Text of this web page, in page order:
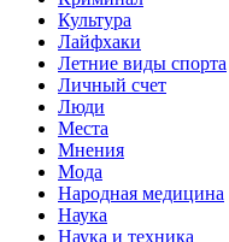
Культура
Лайфхаки
Летние виды спорта
Личный счет
Люди
Места
Мнения
Мода
Народная медицина
Наука
Наука и техника